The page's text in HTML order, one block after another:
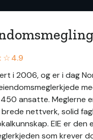
☆4.9
i 2006, og er i dag
ansatte. Meglerne
nettverk, solid
EIE er den
som krever